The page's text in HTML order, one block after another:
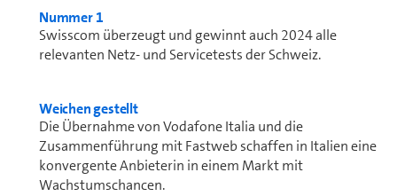
Nummer 1
Swisscom überzeugt und gewinnt auch 2024 alle
relevanten Netz- und Servicetests der Schweiz.
Weichen gestellt
Die Übernahme von Vodafone Italia und die
Zusammenführung mit Fastweb schaffen in Italien eine
konvergente Anbieterin in einem Markt mit
Wachstumschancen.